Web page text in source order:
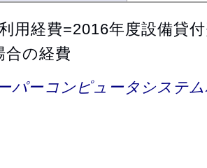
用経費=2016年度設備貸
合の経費
パーコンピュータシステ